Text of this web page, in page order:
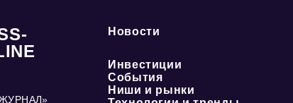
Новости
Инвестиции
События
Ниши и рынки